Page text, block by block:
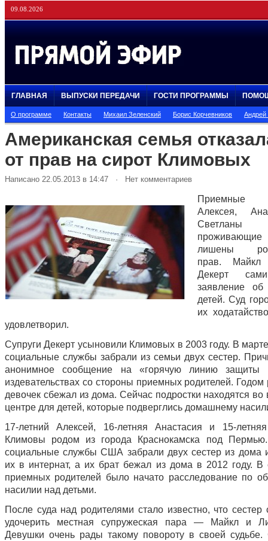
09.08.2026
ГЛАВНАЯ ВЫПУСКИ ПЕРЕДАЧИ ГОСТИ ПРОГРАММЫ
О программе Контакты Михаил Зеленский Борис Корчевников
Американская семья
от прав на сирот Климовых
Написано 22.05.2013 в 14:47 · Нет комментариев
Приемные
Алексея,
Светланы
лишены
прав.
Декерт
заявление об
детей. Суд
их
удовлетворил.
Супруги Декерт усыновили Климовых в 2003 году. В марте
социальные службы забрали из семьи двух сестер.
анонимное сообщение на «горячую линию защиты
издевательствах со стороны приемных родителей. Годом
девочек сбежал из дома. Сейчас подростки находятся
центре для детей, которые подверглись домашнему
17-летний Алексей, 16-летняя Анастасия и 15-
Климовы родом из города Краснокамска под
социальные службы США забрали двух сестер из дома
их в интернат, а их брат бежал из дома в 2012 году. В
приемных родителей было начато расследование по
насилии над детьми.
После суда над родителями стало известно, что сестер
удочерить местная супружеская пара — Майкл и
Девушки очень рады такому повороту в своей